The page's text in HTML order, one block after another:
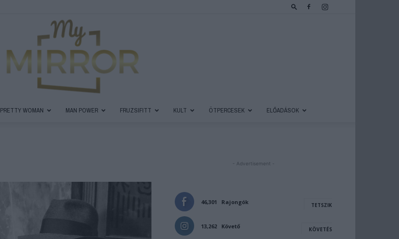
PRETTY WOMAN MAN POWER FRUZSIFITT KULT ÖTPERCESEK ELŐADÁSOK
- Advertisement -
46,301 Rajongók TETSZIK
13,262 Követő KÖVETÉS